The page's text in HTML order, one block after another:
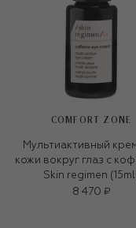
COMFORT ZONE
Мультиактивный
кожи вокруг глаз с
Skin regimen
8 470 ₽